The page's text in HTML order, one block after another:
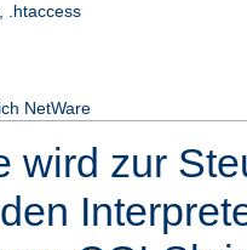
.htaccess
NetWare
wird zur